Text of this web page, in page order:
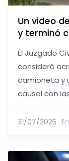
Un video
y terminó
El Juzgado
consideró
camioneta y
causal con
31/07/2026 En